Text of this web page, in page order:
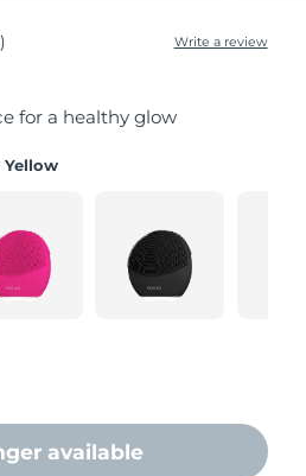
Write a review
for a healthy glow
Yellow
available